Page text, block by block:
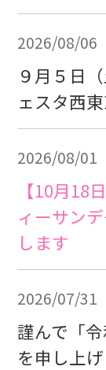
2026/08/06
９月５日
ェスタ西
2026/08/01
【10月18
ィーサン
します
2026/07/31
謹んで「
を申し上